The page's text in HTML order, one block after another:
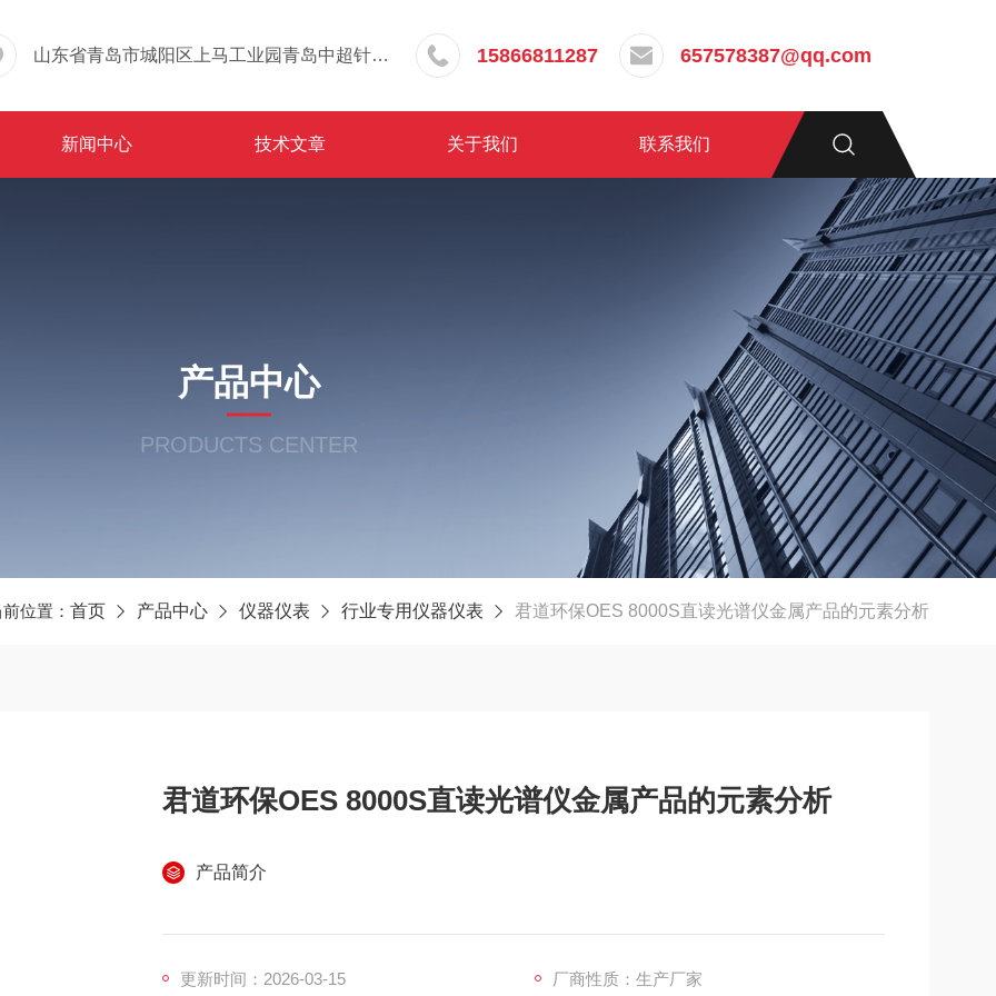
山东省青岛市城阳区上马工业园青岛中超针织有限公司院内东办公楼三层 15866811287 657578387@qq.com
新闻中心 技术文章 关于我们 联系我们
产品中心
PRODUCTS CENTER
位置： 首页 产品中心 仪器仪表 行业专用仪器仪表 君道环保OES 8000S直读光谱仪金属产品的元素分析
君道环保OES 8000S直读光谱仪金属产品的元素分析
产品简介
更新时间：2026-03-15 厂商性质：生产厂家